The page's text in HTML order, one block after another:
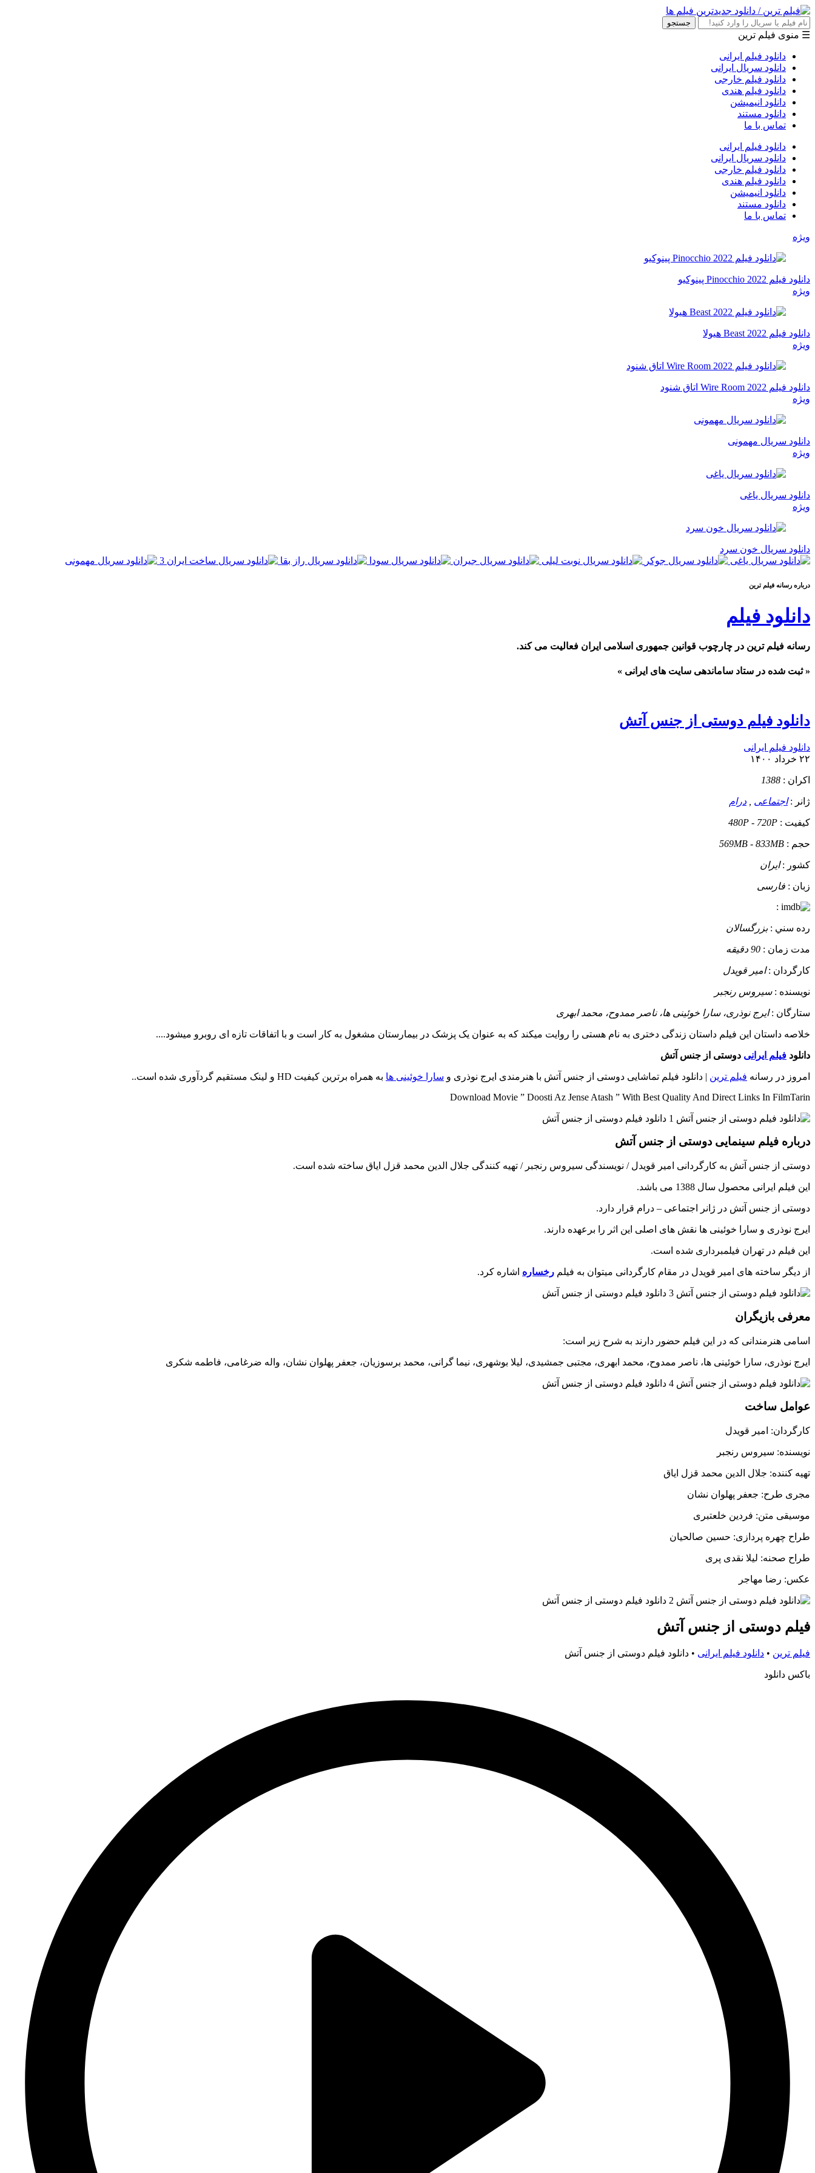
جستجو
☰ منوی فیلم ترین
دانلود فیلم ایرانی
دانلود سریال ایرانی
دانلود فیلم خارجی
دانلود فیلم هندی
دانلود انیمیشن
دانلود مستند
تماس با ما
دانلود فیلم ایرانی
دانلود سریال ایرانی
دانلود فیلم خارجی
دانلود فیلم هندی
دانلود انیمیشن
دانلود مستند
تماس با ما
ویژه
دانلود فیلم Pinocchio 2022 پینوکیو
ویژه
دانلود فیلم Beast 2022 هیولا
ویژه
دانلود فیلم Wire Room 2022 اتاق شنود
ویژه
دانلود سریال مهمونی
ویژه
دانلود سریال یاغی
ویژه
دانلود سریال خون سرد
درباره رسانه فيلم ترين
دانلود فیلم
رسانه فیلم ترین در چارچوب قوانین جمهوری اسلامی ایران فعالیت می کند.
« ثبت شده در ستاد ساماندهی سایت های ایرانی »
دانلود فیلم دوستی از جنس آتش
دانلود فیلم ایرانی
۲۲ خرداد ۱۴۰۰
اکران : 1388
ژانر :اجتماعی درام
کيفيت : 480P - 720P
حجم : 569MB - 833MB
کشور :ایران
زبان : فارسی
:
رده سني :بزرگسالان
مدت زمان : 90 دقیقه
کارگردان :امیر قویدل
نويسنده :سیروس رنجبر
ستارگان :ایرج نوذری، سارا خوئینی ها، ناصر ممدوح، محمد ابهری
خلاصه داستان این فیلم داستان زندگی دختری به نام هستی را روایت میکند که به عنوان یک پزشک در بیمارستان مشغول به کار است و با اتفاقات تازه ای روبرو میشود....
دانلود فیلم ایرانی دوستی از جنس آتش
امروز در رسانه فیلم ترین | دانلود فیلم تماشایی دوستی از جنس آتش با هنرمندی ایرج نوذری و سارا خوئینی ها به همراه برترین کیفیت HD و لینک مستقیم گردآوری شده است..
Download Movie ” Doosti Az Jense Atash ” With Best Quality And Direct Links In FilmTarin
درباره فیلم سینمایی دوستی از جنس آتش
دوستی از جنس آتش به کارگردانی امیر قویدل / نویسندگی سیروس رنجبر / تهیه کنندگی جلال الدین محمد قزل ایاق ساخته شده است.
این فیلم ایرانی محصول سال 1388 می باشد.
دوستی از جنس آتش در ژانر اجتماعی – درام قرار دارد.
ایرج نوذری و سارا خوئینی ها نقش های اصلی این اثر را برعهده دارند.
این فیلم در تهران فیلمبرداری شده است.
از دیگر ساخته های امیر قویدل در مقام کارگردانی میتوان به فیلم رخساره اشاره کرد.
معرفی بازیگران
اسامی هنرمندانی که در این فیلم حضور دارند به شرح زیر است:
ایرج نوذری، سارا خوئینی ها، ناصر ممدوح، محمد ابهری، مجتبی جمشیدی، لیلا بوشهری، نیما گرانی، محمد برسوزیان، جعفر پهلوان نشان، واله ضرغامی، فاطمه شکری
عوامل ساخت
کارگردان: امیر قویدل
نویسنده: سیروس رنجبر
تهیه کننده: جلال الدین محمد قزل ایاق
مجری طرح: جعفر پهلوان نشان
موسیقی متن: فردین خلعتبری
طراح چهره پردازی: حسین صالحیان
طراح صحنه: لیلا نقدی پری
عکس: رضا مهاجر
فیلم دوستی از جنس آتش
فیلم ترین • دانلود فیلم ایرانی • دانلود فیلم دوستی از جنس آتش
باکس دانلود